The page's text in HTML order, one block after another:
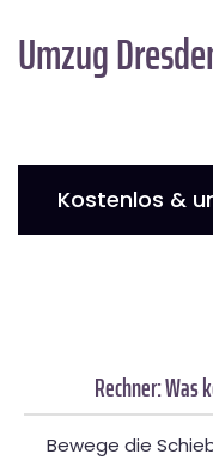
Umzug
Kostenlos &
Rechner: Was
Bewege die